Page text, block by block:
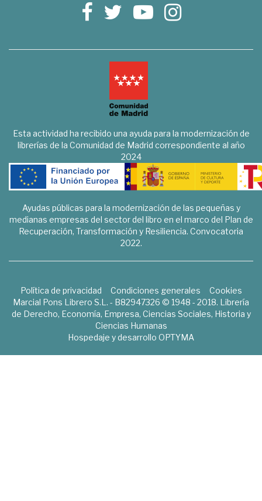
Esta actividad ha recibido una ayuda para la modernización de
librerías de la Comunidad de Madrid correspondiente al año
2024
Ayudas públicas para la modernización de las pequeñas y
medianas empresas del sector del libro en el marco del Plan de
Recuperación, Transformación y Resiliencia. Convocatoria
2022.
Política de privacidad Condiciones generales
Cookies
Marcial Pons Librero S.L. - B82947326 © 1948 - 2018. Librería
de Derecho, Economía, Empresa, Ciencias Sociales, Historia y
Ciencias Humanas
Hospedaje y desarrollo OPTYMA